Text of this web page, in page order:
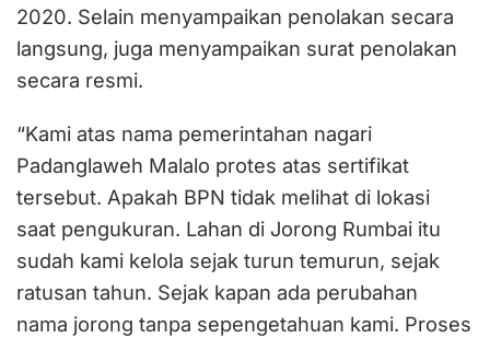
2020. Selain menyampaikan penolakan secara
langsung, juga menyampaikan surat penolakan
secara resmi.
“Kami atas nama pemerintahan nagari
Padanglaweh Malalo protes atas sertifikat
tersebut. Apakah BPN tidak melihat di lokasi
saat pengukuran. Lahan di Jorong Rumbai itu
sudah kami kelola sejak turun temurun, sejak
ratusan tahun. Sejak kapan ada perubahan
nama jorong tanpa sepengetahuan kami. Proses